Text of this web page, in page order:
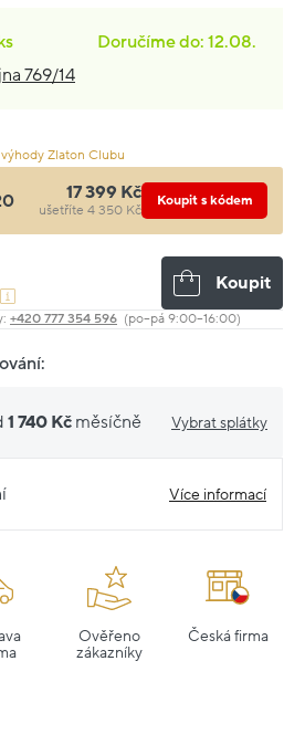
Doručíme do: 12.08.
769/14
Zlaton Clubu
17 399 Kč
ušetříte 4 350 Kč
Koupit s kódem
Koupit
+420 777 354 596 (po–pá 9:00–16:00)
1 740 Kč měsíčně Vybrat splátky
Více informací
Ověřeno
zákazníky
Česká firma